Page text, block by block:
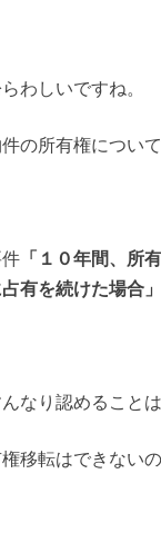
わしいですね。
の所有権につい
「１０年間、所
有を続けた場合」
なり認めること
移転はできないの